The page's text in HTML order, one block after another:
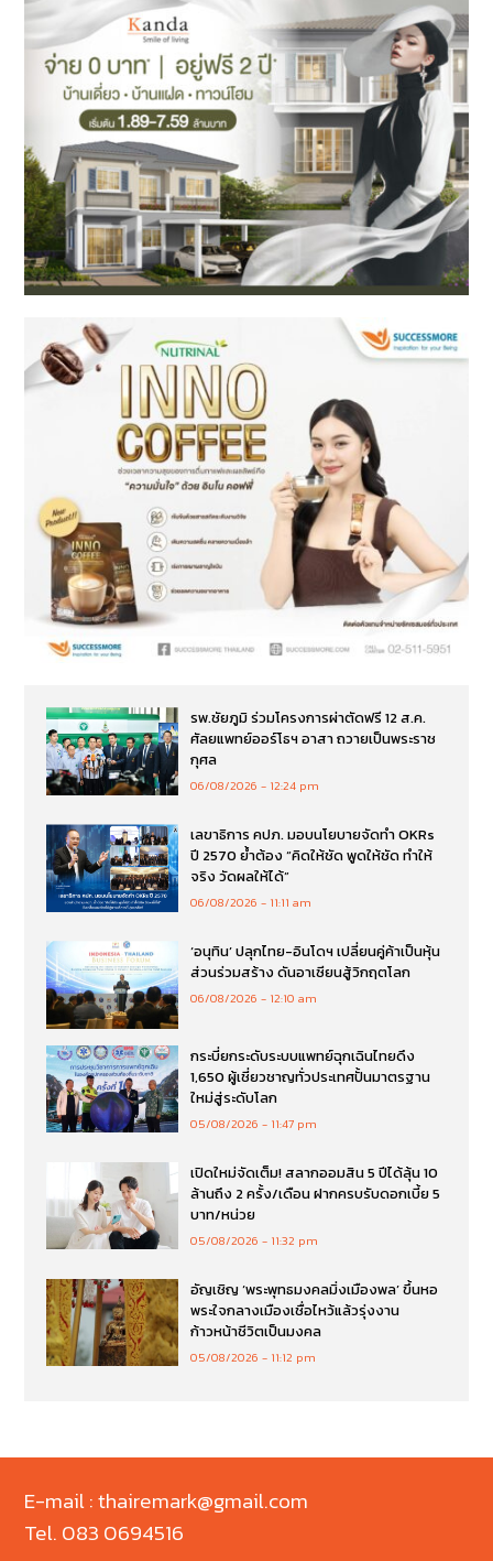
รพ.ชัยภูมิ ร่วมโครงการผ่าตัดฟรี 12 ส.ค.
ศัลยแพทย์ออร์โธฯ อาสา ถวายเป็นพระราช
กุศล
06/08/2026 12:24 pm
เลขาธิการ คปภ. มอบนโยบายจัดทำ OKRs
ปี 2570 ย้ำต้อง “คิดให้ชัด พูดให้ชัด ทำให้
จริง วัดผลให้ได้”
06/08/2026 11:11 am
‘อนุทิน’ ปลุกไทย-อินโดฯ เปลี่ยนคู่ค้าเป็นหุ้น
ส่วนร่วมสร้าง ดันอาเซียนสู้วิกฤตโลก
06/08/2026 12:10 am
กระบี่ยกระดับระบบแพทย์ฉุกเฉินไทยดึง
1,650 ผู้เชี่ยวชาญทั่วประเทศปั้นมาตรฐาน
ใหม่สู่ระดับโลก
05/08/2026 11:47 pm
เปิดใหม่จัดเต็ม! สลากออมสิน 5 ปีได้ลุ้น 10
ล้านถึง 2 ครั้ง/เดือน ฝากครบรับดอกเบี้ย 5
บาท/หน่วย
05/08/2026 11:32 pm
อัญเชิญ ‘พระพุทธมงคลมิ่งเมืองพล’ ขึ้นหอ
พระใจกลางเมืองเชื่อไหว้แล้วรุ่งงาน
ก้าวหน้าชีวิตเป็นมงคล
05/08/2026 11:12 pm
E-mail : thairemark@gmail.com
Tel. 083 0694516